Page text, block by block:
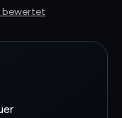
bewertet